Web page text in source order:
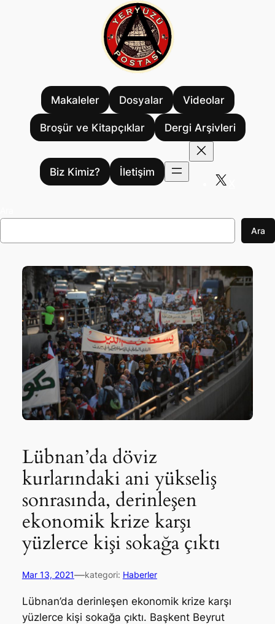
Makaleler Dosyalar Videolar
Broşür ve Kitapçıklar Dergi Arşivleri
Biz Kimiz?
İletişim
Ara
Lübnan’da döviz
kurlarındaki ani yükseliş
sonrasında, derinleşen
ekonomik krize karşı
yüzlerce kişi sokağa çıktı
Mar 13, 2021—kategori: Haberler
Lübnan’da derinleşen ekonomik krize karşı
yüzlerce kişi sokağa çıktı. Başkent Beyrut